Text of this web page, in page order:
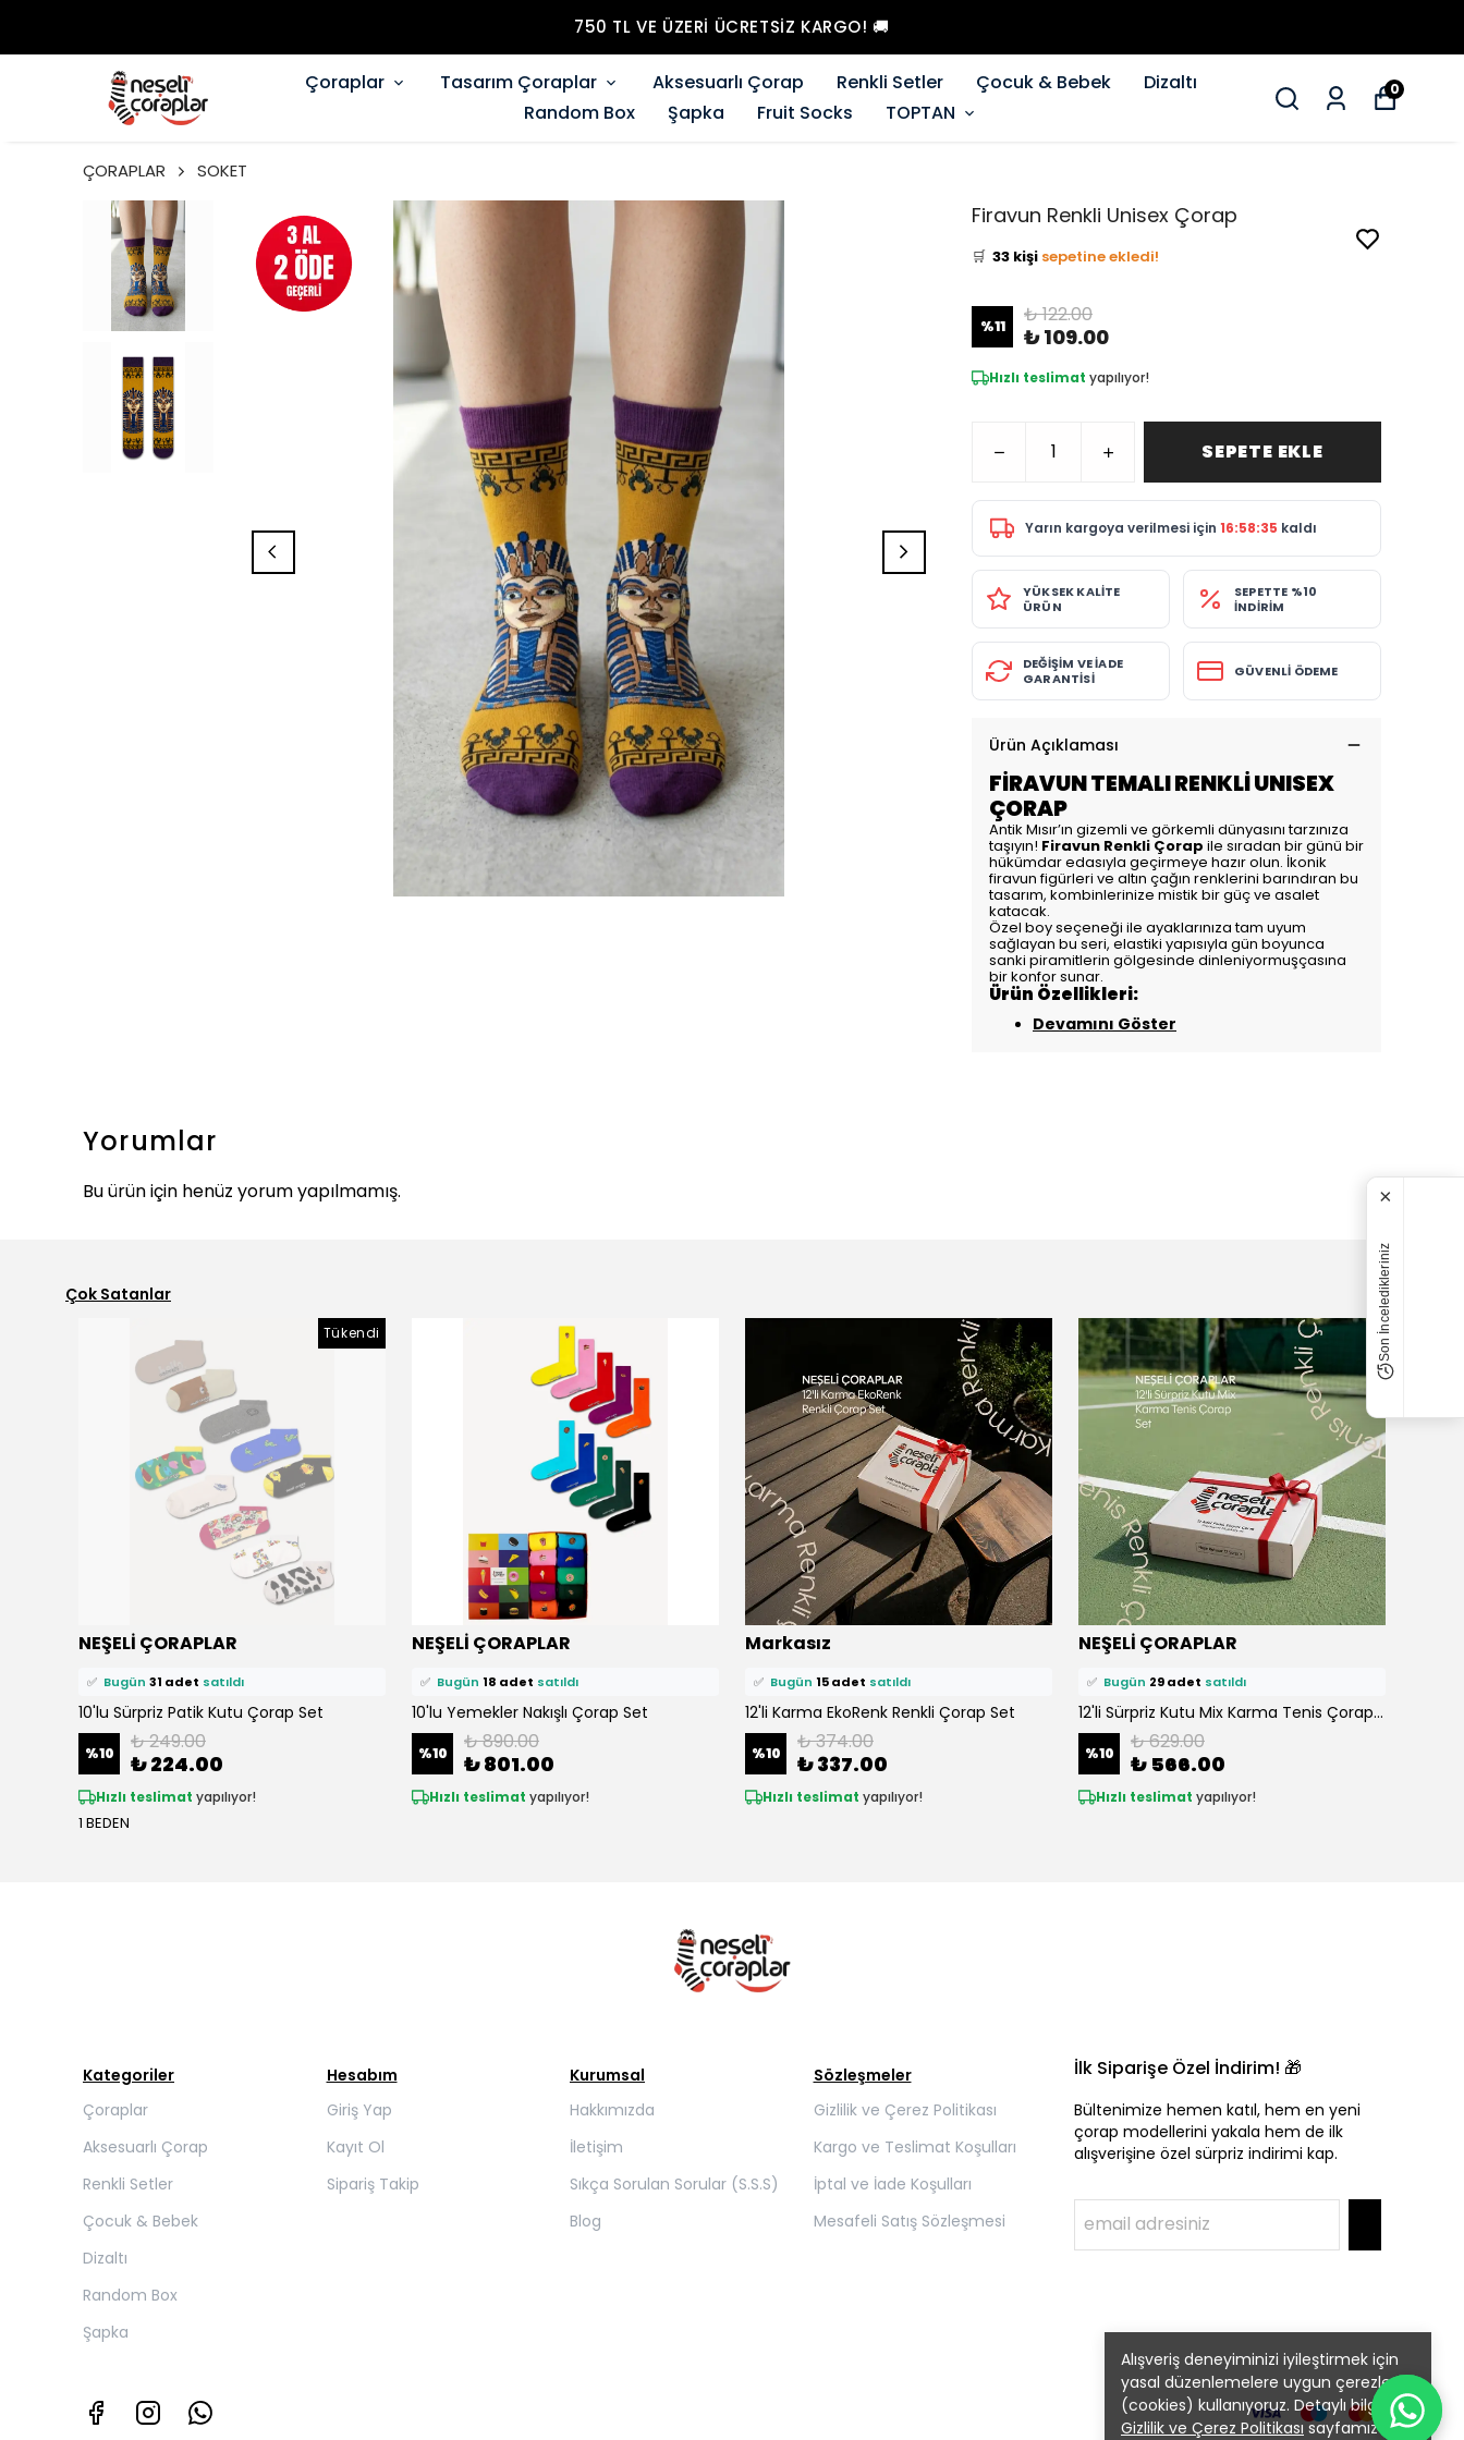
750 TL VE ÜZERI ÜCRETSİZ KARGO! 🚚
Çoraplar Tasarım Çoraplar Aksesuarlı Çorap Renkli Setler Çocuk & Bebek
Dizaltı
Random Box
Şapka Fruit Socks TOPTAN
0
Alışveriş deneyiminizi iyileştirmek için
yasal düzenlemelere uygun çerezler
(cookies) kullanıyoruz. Detaylı bilgiye
Gizlilik ve Çerez Politikasısayfamızdan
ÇORAPLAR SOKET
Firavun Renkli Unisex Çorap
👀 16 kişi
inceliyor!
favoriledi!
🛒 33 kişi sepetine ekledi!
%11 ₺ 122.00
₺ 109.00
Hızlı teslimat yapılıyor!
SEPETE EKLE
Yarın kargoya verilmesi için 16:58:34 kaldı
YÜKSEK KALİTE
ÜRÜN
SEPETTE %10
İNDİRİM
DEĞİŞİM VE İADE
GARANTİSİ
GÜVENLİ ÖDEME
Ürün Açıklaması
FİRAVUN TEMALI RENKLİ UNISEX
ÇORAP
Antik Mısır’ın gizemli ve görkemli dünyasını tarzınıza
taşıyın! Firavun Renkli Çorap ile sıradan bir günü bir
hükümdar edasıyla geçirmeye hazır olun. İkonik
firavun figürleri ve altın çağın renklerini barındıran bu
tasarım, kombinlerinize mistik bir güç ve asalet
katacak.
Özel boy seçeneği ile ayaklarınıza tam uyum
sağlayan bu seri, elastiki yapısıyla gün boyunca
sanki piramitlerin gölgesinde dinleniyormuşçasına
bir konfor sunar.
Ürün Özellikleri:
Devamını Göster
Yorumlar
Bu ürün için henüz yorum yapılmamış.
Çok Satanlar
Tükendi
NEŞELİ ÇORAPLAR
🛒 29 kişisepetine ekledi!
✅ Bugün 31 adet satıldı
10'lu Sürpriz Patik Kutu Çorap Set
%10 ₺ 249.00
₺ 224.00
Hızlı teslimat yapılıyor!
1 BEDEN
NEŞELİ ÇORAPLAR
Bu ürünü304 kişifavoriledi!
🛒 50 kişisepetine ekledi!
✅ Bugün 18 adet satıldı
10'lu Yemekler Nakışlı Çorap Set
%10 ₺ 890.00
₺ 801.00
Hızlı teslimat yapılıyor!
Markasız
⭐️ Bu ürünü305 kişifavoriledi!
🛒 53 kişisepetine ekledi!
✅ Bugün 15 adet satıldı
12'li Karma EkoRenk Renkli Çorap Set
%10 ₺ 374.00
₺ 337.00
Hızlı teslimat yapılıyor!
NEŞELİ ÇORAPLAR
⭐️ Bu ürünü270 kişifavoriledi!
🛒 45 kişisepetine ekledi!
✅ Bugün 29 adet satıldı
12'li Sürpriz Kutu Mix Karma Tenis Çorap Set
%10 ₺ 629.00
₺ 566.00
Hızlı teslimat yapılıyor!
Kategoriler
Çoraplar
Aksesuarlı Çorap
Renkli Setler
Çocuk & Bebek
Dizaltı
Random Box
Şapka
Hesabım
Giriş Yap
Kayıt Ol
Sipariş Takip
Kurumsal
Hakkımızda
İletişim
Sıkça Sorulan Sorular (S.S.S)
Blog
Sözleşmeler
Gizlilik ve Çerez Politikası
Kargo ve Teslimat Koşulları
İptal ve İade Koşulları
Mesafeli Satış Sözleşmesi
İlk Siparişe Özel İndirim! 🎁
Bültenimize hemen katıl, hem en yeni
çorap modellerini yakala hem de ilk
alışverişine özel sürpriz indirimi kap.
×
Son İnceledikleriniz